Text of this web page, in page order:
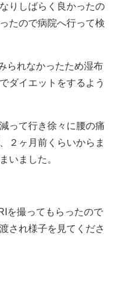
りしばらく良かったの
たので病院へ行って検
られなかったため湿布
ダイエットをするよう
って行き徐々に腰の痛
２ヶ月前くらいからま
いました。
を撮ってもらったので
され様子を見てくださ